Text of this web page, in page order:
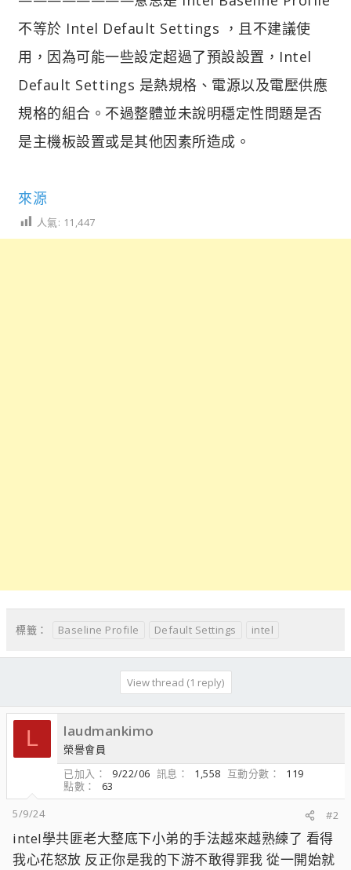
不等於 Intel Default Settings ，且不建議使
用，因為可能一些設定超過了預設設置，Intel
Default Settings 是熱規格、電源以及電壓供應
規格的組合。不過整體並未說明穩定性問題是否
是主機板設置或是其他因素所造成。
來源
人氣: 11,447
標籤： Baseline Profile Default Settings intel
View thread (1 reply)
L laudmankimo
榮譽會員
已加入
9/22/06 訊息 1,558 互動分數
119
點數
63
5/9/24
#2
intel學共匪老大整底下小弟的手法越來越熟練了 看得
我心花怒放 反正你是我的下游不敢得罪我 從一開始就